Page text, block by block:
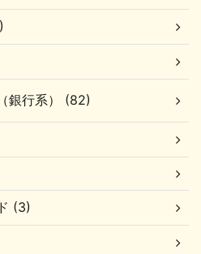
銀行系） (82)
(3)